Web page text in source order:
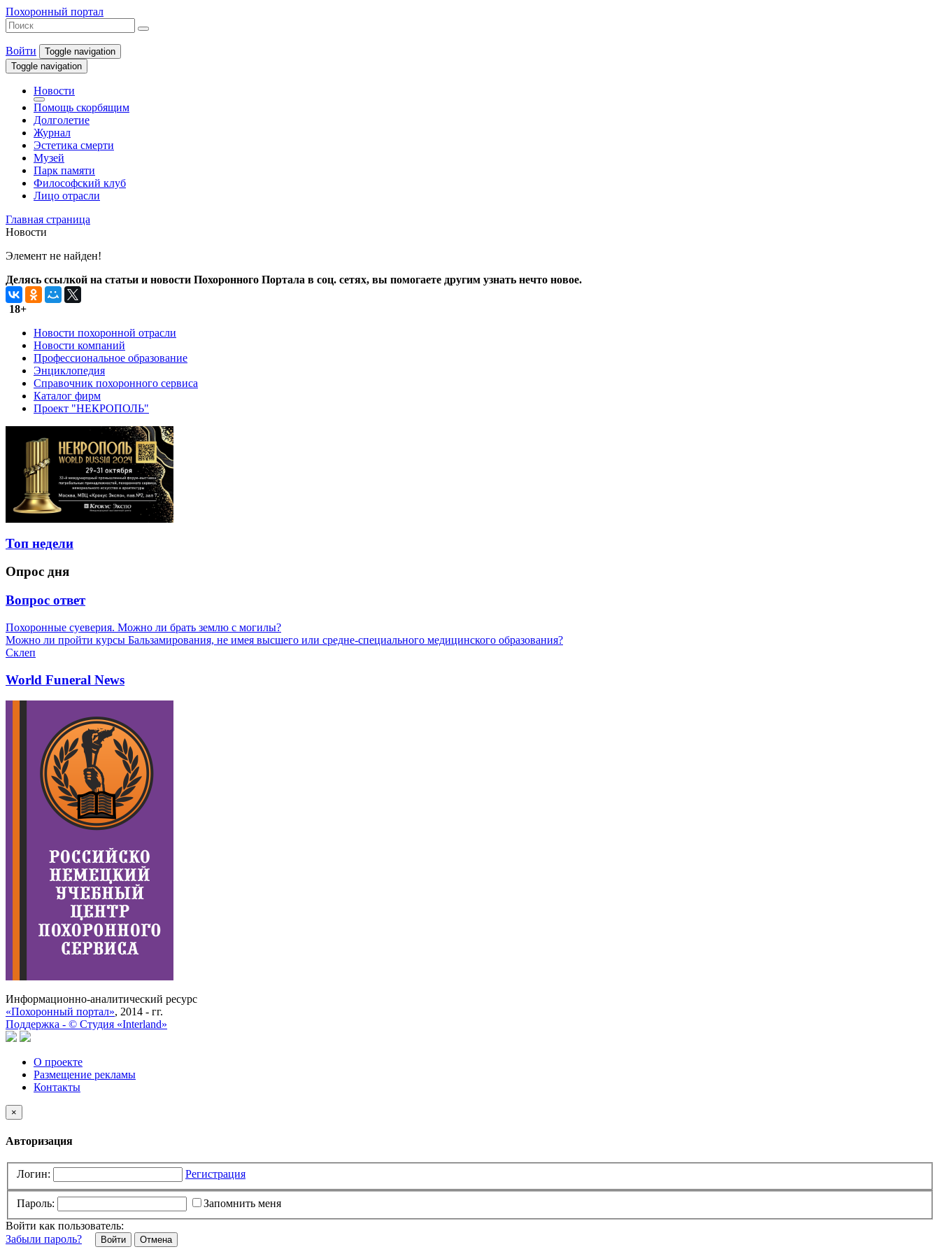
Похоронный портал
Войти
Toggle navigation
Toggle navigation
Новости
Помощь скорбящим
Долголетие
Журнал
Эстетика смерти
Музей
Парк памяти
Философский клуб
Лицо отрасли
Главная страница
Новости
Элемент не найден!
Делясь ссылкой на статьи и новости Похоронного Портала в соц. сетях, вы помогаете другим узнать нечто новое.
18+
Новости похоронной отрасли
Новости компаний
Профессиональное образование
Энциклопедия
Справочник похоронного сервиса
Каталог фирм
Проект "НЕКРОПОЛЬ"
Топ недели
Опрос дня
Вопрос ответ
Похоронные суеверия. Можно ли брать землю с могилы?
Можно ли пройти курсы Бальзамирования, не имея высшего или средне-специального медицинского образования?
Склеп
World Funeral News
Информационно-аналитический ресурс
«Похоронный портал», 2014 - гг.
Поддержка - © Cтудия «Interland»
О проекте
Размещение рекламы
Контакты
×
Авторизация
Логин: Регистрация
Пароль:
Запомнить меня
Войти как пользователь:
Забыли пароль?
Отмена